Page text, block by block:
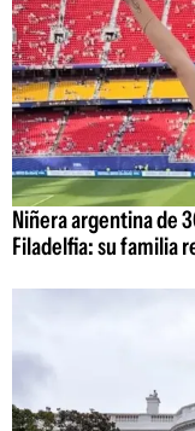
Niñera argentina de
Filadelfia: su familia